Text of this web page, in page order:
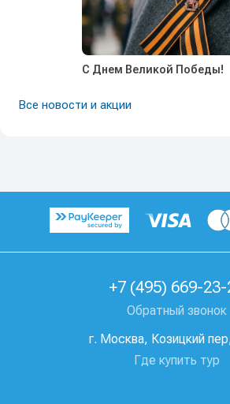
С Днем Великой Победы!
Все новости и акции
+7 (495) 669-
Обратный звонок
г. Москва, Козицкий
Где купить тур